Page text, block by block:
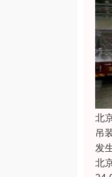
北
吊
发
北